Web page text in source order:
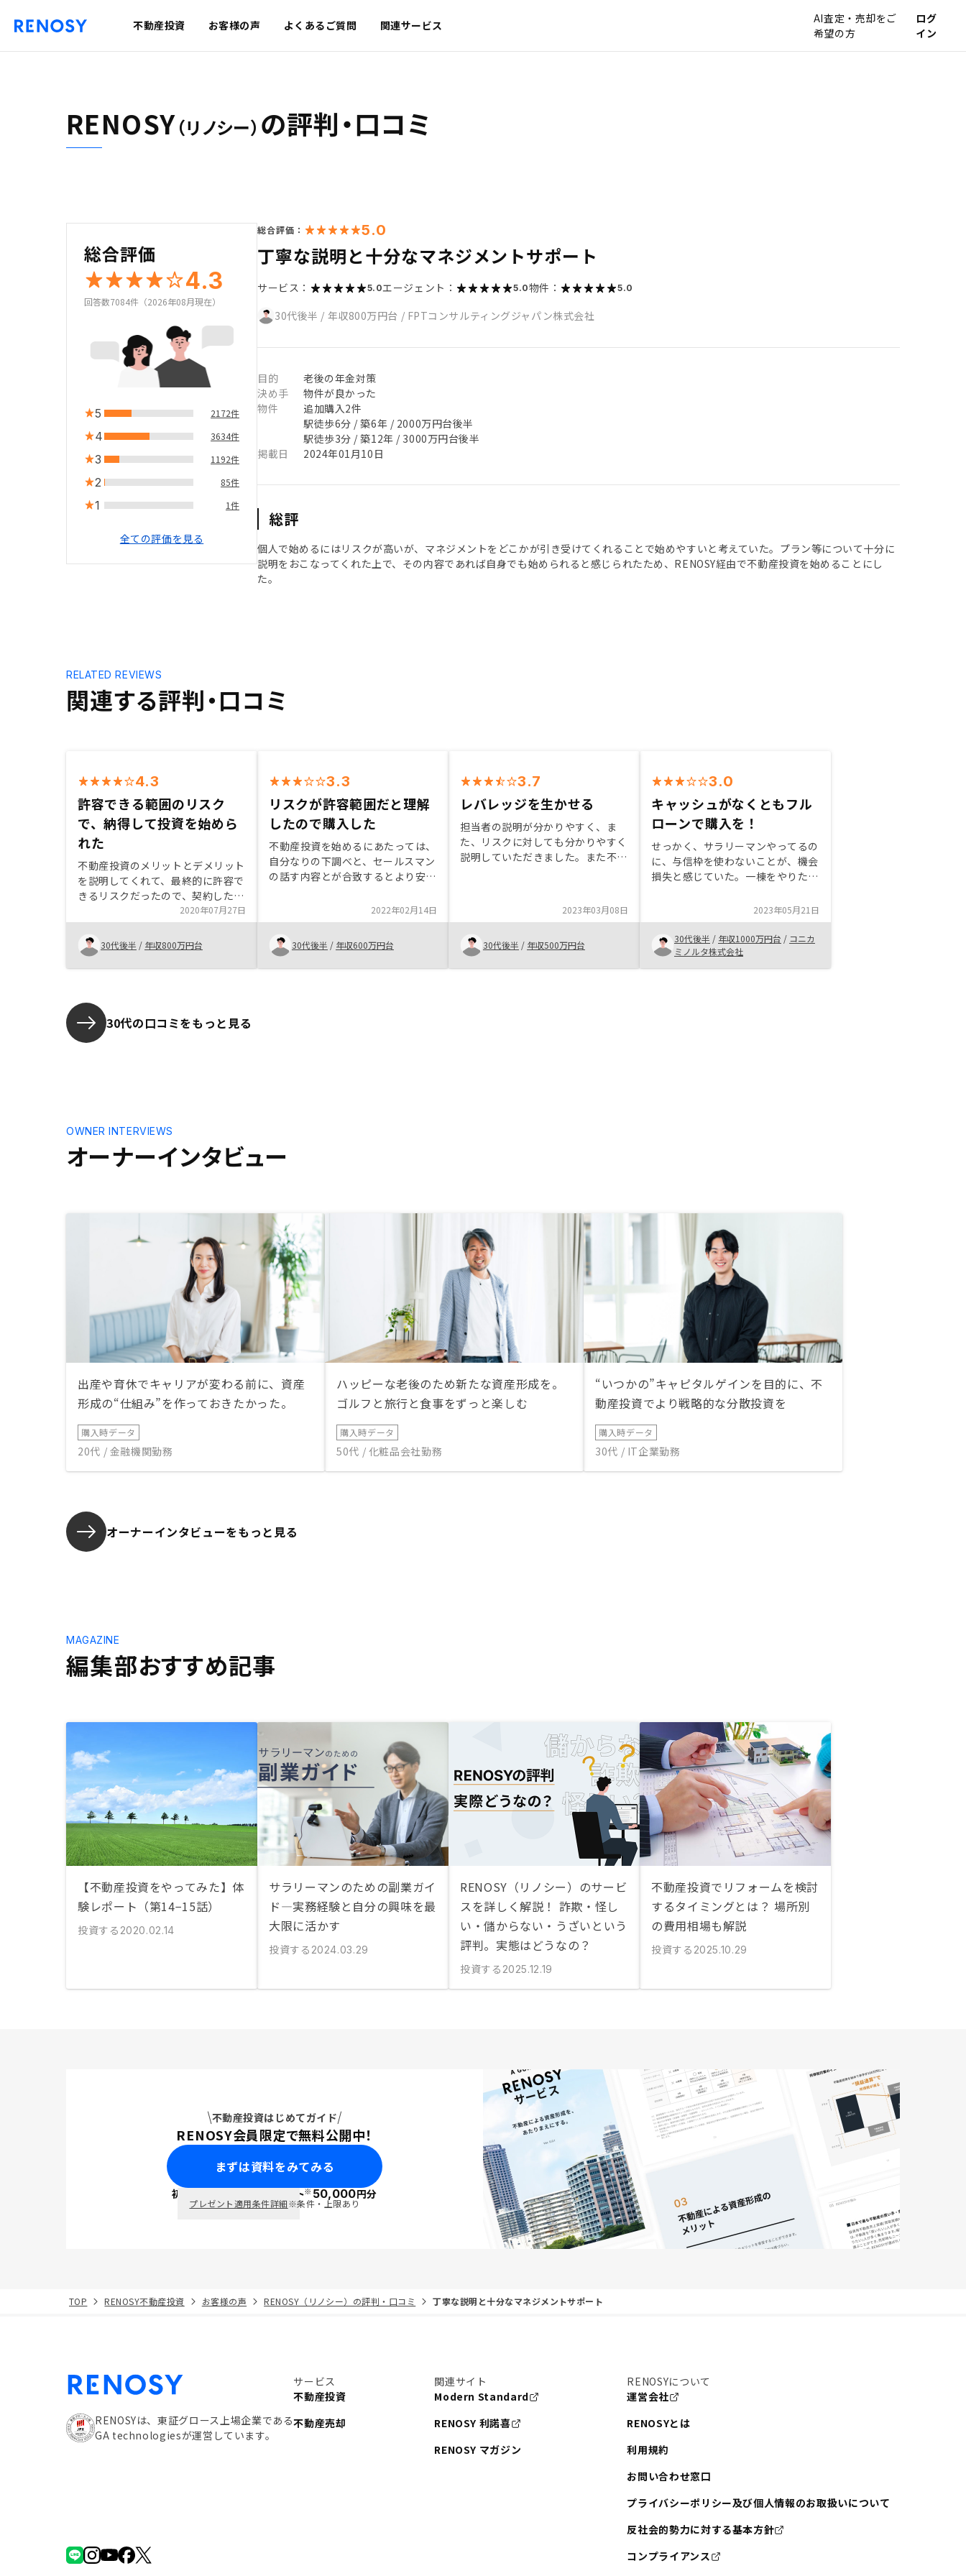
不動産投資 お客様の声 よくあるご質問 関連サービス
AI査定・売却をご
希望の方
ログ
イン
RENOSY（リノシー） の評判・口コミ
総合評価
4.3
回答数7084件（2026年08月現在）
5 2172件
4 3634件
3 1192件
2 85件
1 1件
全ての評価を見る
総合評価： 5.0
丁寧な説明と十分なマネジメントサポート
サービス： 5.0エージェント： 5.0物件： 5.0
30代後半 / 年収800万円台 / FPTコンサルティングジャパン株式会社
目的
老後の年金対策
決め手
物件が良かった
物件
追加購入2件
駅徒歩6分 / 築6年 / 2000万円台後半
駅徒歩3分 / 築12年 / 3000万円台後半
掲載日
2024年01月10日
総評
個人で始めるにはリスクが高いが、マネジメントをどこかが引き受けてくれることで始めやすいと考えていた。プラン等について十分に
説明をおこなってくれた上で、その内容であれば自身でも始められると感じられたため、RENOSY経由で不動産投資を始めることにし
た。
関連する評判・口コミ
RELATED REVIEWS
4.3
許容できる範囲のリスク
で、納得して投資を始めら
れた
不動産投資のメリットとデメリット
を説明してくれて、最終的に許容で
きるリスクだったので、契約した。
短期的な投資ではないので、最終的
なリターンは現状では分からない
が、おそらく納得できるものだと思
う。
2020年07月27日
30代後半 / 年収800万円台
3.3
リスクが許容範囲だと理解
したので購入した
不動産投資を始めるにあたっては、
自分なりの下調べと、セールスマン
の話す内容とが合致するとより安心
いかと思います。 検討から決定後
の契約まではスムーズだと思います
ので、投資する事を決めれば早いと
思いますし、手間は少ないかと思い
ます。
2022年02月14日
30代後半 / 年収600万円台
3.7
レバレッジを生かせる
担当者の説明が分かりやすく、ま
た、リスクに対しても分かりやすく
説明していただきました。また不安
資金について悩んでる方がいれば積
特になし
2023年03月08日
30代後半 / 年収500万円台
3.0
キャッシュがなくともフル
ローンで購入を！
せっかく、サラリーマンやってるの
に、与信枠を使わないことが、機会
損失と感じていた。一棟をやりたか
ローンが組める中古マンションにす
ることにした。リノシーは銀行の準
備等もして頂けるので、その点利点
と感じるちょこちょこ、管理プラン
の変更などサービスが 進化してい
2023年05月21日
30代後半 / 年収1000万円台 / コニカ
ミノルタ株式会社
30代の口コミをもっと見る
オーナーインタビュー
OWNER INTERVIEWS
出産や育休でキャリアが変わる前に、資産
形成の“仕組み”を作っておきたかった。
購入時データ
20代 / 金融機関勤務
ハッピーな老後のため新たな資産形成を。
ゴルフと旅行と食事をずっと楽しむ
購入時データ
50代 / 化粧品会社勤務
“いつかの”キャピタルゲインを目的に、不
動産投資でより戦略的な分散投資を
購入時データ
30代 / IT企業勤務
オーナーインタビューをもっと見る
編集部おすすめ記事
MAGAZINE
【不動産投資をやってみた】体
験レポート（第14−15話）
投資する 2020.02.14
サラリーマンのための副業ガイ
ド—実務経験と自分の興味を最
大限に活かす
投資する 2024.03.29
RENOSY（リノシー）のサービ
スを詳しく解説！ 詐欺・怪し
い・儲からない・うざいという
評判。実態はどうなの？
投資する 2025.12.19
不動産投資でリフォームを検討
するタイミングとは？ 場所別
の費用相場も解説
投資する 2025.10.29
不動産投資はじめてガイド
RENOSY会員限定で無料公開中！
まずは資料をみてみる
初回面談で ポイント※50,000円分
プレゼント適用条件詳細※条件・上限あり
TOP RENOSY不動産投資 お客様の声 RENOSY（リノシー）の評判・口コミ 丁寧な説明と十分なマネジメントサポート
RENOSYは、東証グロース上場企業である
GA technologiesが運営しています。
サービス
不動産投資
不動産売却
関連サイト
Modern Standard
RENOSY 利諾喜
RENOSY マガジン
RENOSYについて
運営会社
RENOSYとは
利用規約
お問い合わせ窓口
プライバシーポリシー及び個人情報のお取扱いについて
反社会的勢力に対する基本方針
コンプライアンス